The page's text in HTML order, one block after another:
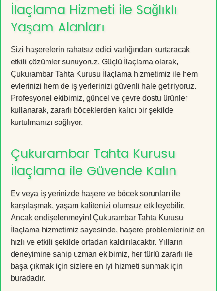
İlaçlama Hizmeti ile Sağlıklı
Yaşam Alanları
Sizi haşerelerin rahatsız edici varlığından kurtaracak
etkili çözümler sunuyoruz. Güçlü İlaçlama olarak,
Çukurambar Tahta Kurusu İlaçlama hizmetimiz ile hem
evlerinizi hem de iş yerlerinizi güvenli hale getiriyoruz.
Profesyonel ekibimiz, güncel ve çevre dostu ürünler
kullanarak, zararlı böceklerden kalıcı bir şekilde
kurtulmanızı sağlıyor.
Çukurambar Tahta Kurusu
İlaçlama ile Güvende Kalın
Ev veya iş yerinizde haşere ve böcek sorunları ile
karşılaşmak, yaşam kalitenizi olumsuz etkileyebilir.
Ancak endişelenmeyin! Çukurambar Tahta Kurusu
İlaçlama hizmetimiz sayesinde, haşere problemleriniz en
hızlı ve etkili şekilde ortadan kaldırılacaktır. Yılların
deneyimine sahip uzman ekibimiz, her türlü zararlı ile
başa çıkmak için sizlere en iyi hizmeti sunmak için
buradadır.